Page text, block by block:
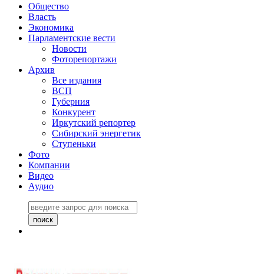
Общество
Власть
Экономика
Парламентские вести
Новости
Фоторепортажи
Архив
Все издания
ВСП
Губерния
Конкурент
Иркутский репортер
Сибирский энергетик
Ступеньки
Фото
Компании
Видео
Аудио